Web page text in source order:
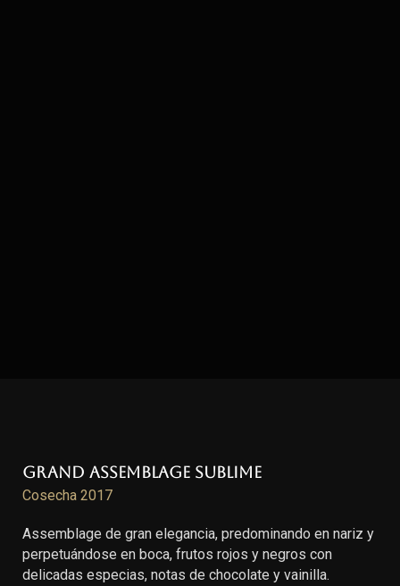
Grand Assemblage Sublime
Cosecha 2017
Assemblage de gran elegancia, predominando en nariz y
perpetuándose en boca, frutos rojos y negros con
delicadas especias, notas de chocolate y vainilla.